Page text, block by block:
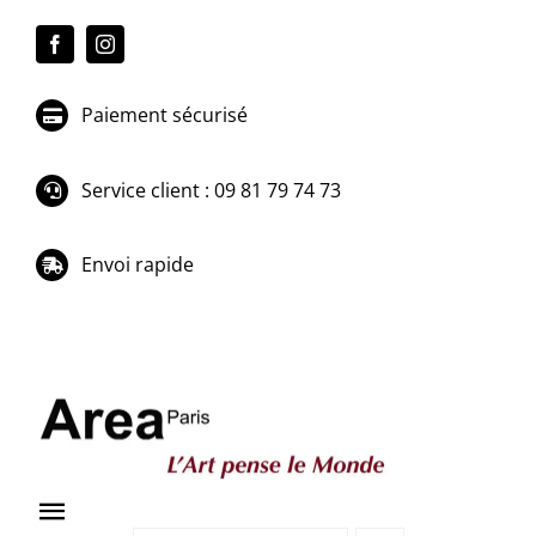
Paiement sécurisé
Service client : 09 81 79 74 73
Envoi rapide